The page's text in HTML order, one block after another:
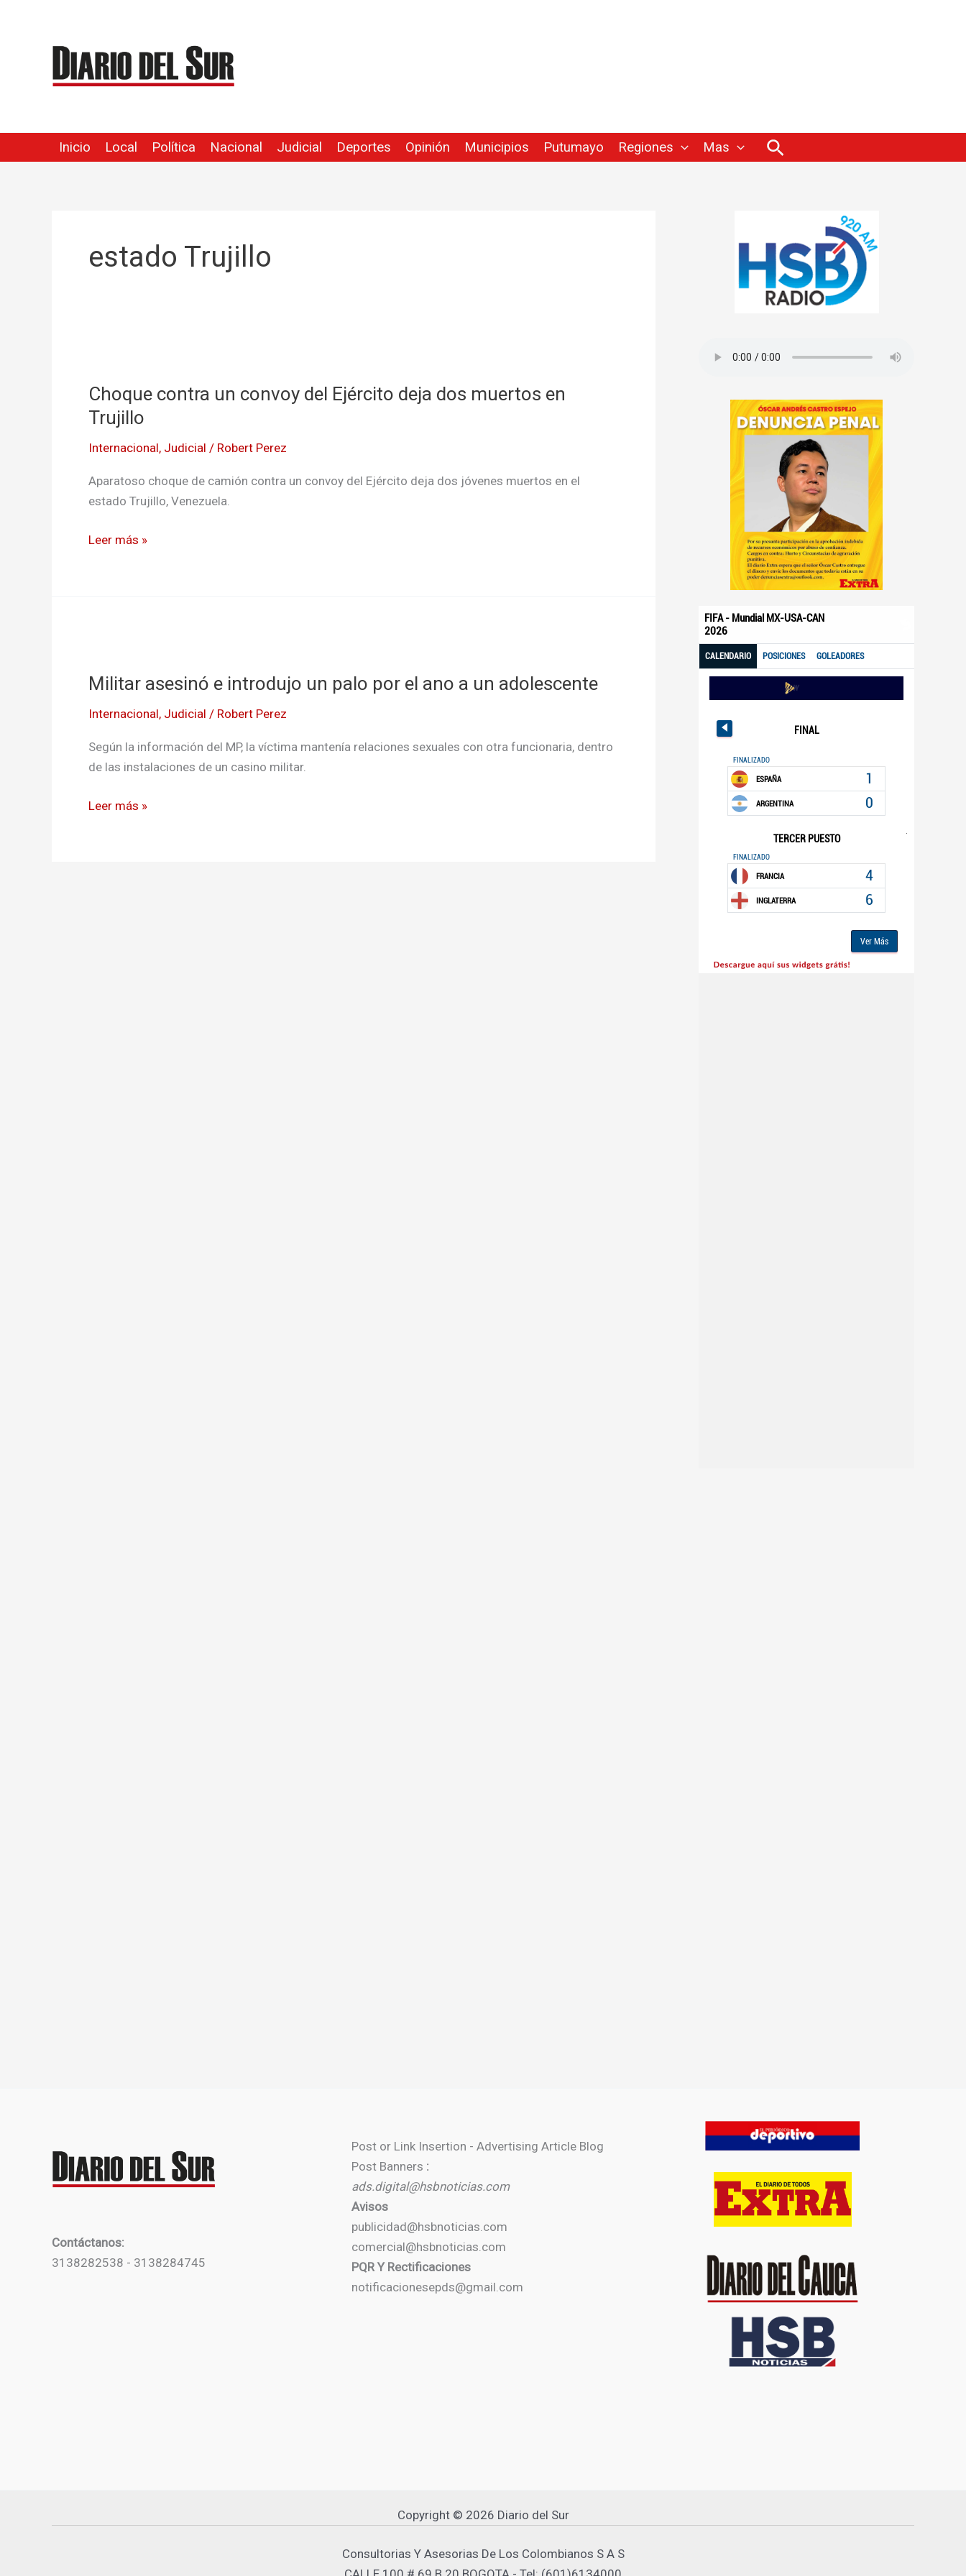
contenido
Inicio Local Política Nacional Judicial Deportes Opinión Municipios Putumayo Regiones Mas Buscar
estado Trujillo
Choque contra un convoy del Ejército deja dos muertos en
Trujillo
Internacional, Judicial / Robert Perez
Aparatoso choque de camión contra un convoy del Ejército deja dos jóvenes muertos en el
estado Trujillo, Venezuela.
un
convoy
Ejército
deja
dos
en
Leer más »
Militar asesinó e introdujo un palo por el ano a un adolescente
Internacional, Judicial / Robert Perez
Según la información del MP, la víctima mantenía relaciones sexuales con otra funcionaria, dentro
de las instalaciones de un casino militar.
e
palo
por
ano
Leer más »
Contáctanos:
3138282538 - 3138284745
Post or Link Insertion - Advertising Article Blog
Post Banners :
ads.digital@hsbnoticias.com
Avisos
publicidad@hsbnoticias.com
comercial@hsbnoticias.com
PQR Y Rectificaciones
notificacionesepds@gmail.com
Copyright © 2026 Diario del Sur
Consultorias Y Asesorias De Los Colombianos S A S